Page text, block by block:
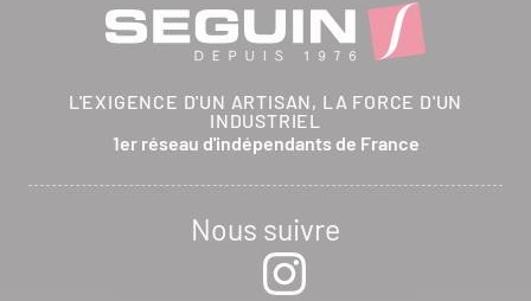
L'EXIGENCE D'UN ARTISAN, LA FORCE D'UN
INDUSTRIEL
1er réseau d'indépendants de France
Nous suivre